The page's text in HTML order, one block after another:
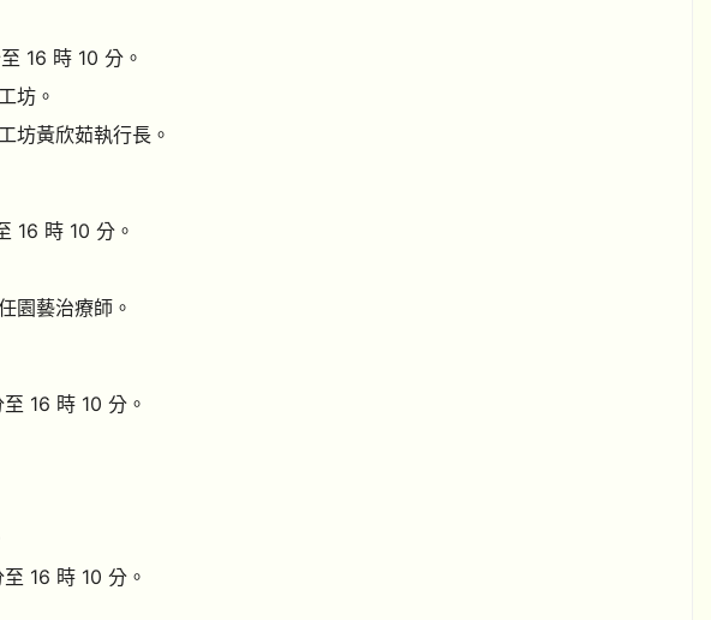
16 時 10 分。
坊。
坊黃欣茹執行長。
16 時 10 分。
園藝治療師。
16 時 10 分。
16 時 10 分。